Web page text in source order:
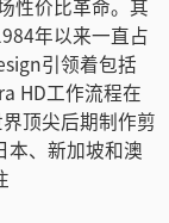
性价比革命。其
年以来一直占
引领着包括
HD工作流程在
顶尖后期制作剪
本、新加坡和澳